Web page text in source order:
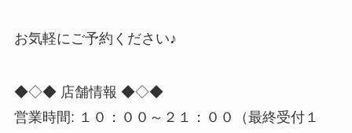
お気軽にご予約ください♪
◆◇◆ 店舗情報 ◆◇◆
営業時間: １０：００～２１：００（最終受付１